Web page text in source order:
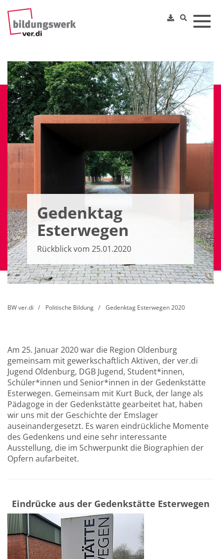
Gedenktag
Esterwegen
Rückblick vom 25.01.2020
BW ver.di Politische Bildung Gedenktag Esterwegen 2020
Am 25. Januar 2020 war die Region Oldenburg
gemeinsam mit gewerkschaftlich Aktiven, der ver.di
Jugend Oldenburg, DGB Jugend, Student*innen,
Schüler*innen und Senior*innen in der Gedenkstätte
Esterwegen. Gemeinsam mit Kurt Buck, der lange als
Pädagoge in der Gedenkstätte gearbeitet hat, haben
wir uns mit der Geschichte der Emslager
auseinandergesetzt. Es waren eindrückliche Momente
des Gedenkens und eine sehr interessante
Ausstellung, die im Schwerpunkt die Biographien der
Opfern aufarbeitet.
Eindrücke aus der Gedenkstätte Esterwegen